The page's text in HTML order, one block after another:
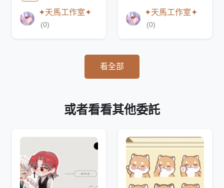
✦天馬工作室✦
(0)
✦天馬工作室✦
(0)
看全部
或者看看其他委託